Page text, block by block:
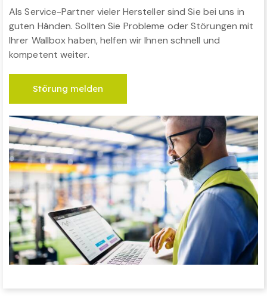
Als Service-Partner vieler Hersteller sind Sie bei uns in
guten Händen. Sollten Sie Probleme oder Störungen mit
Ihrer Wallbox haben, helfen wir Ihnen schnell und
kompetent weiter.
Störung melden